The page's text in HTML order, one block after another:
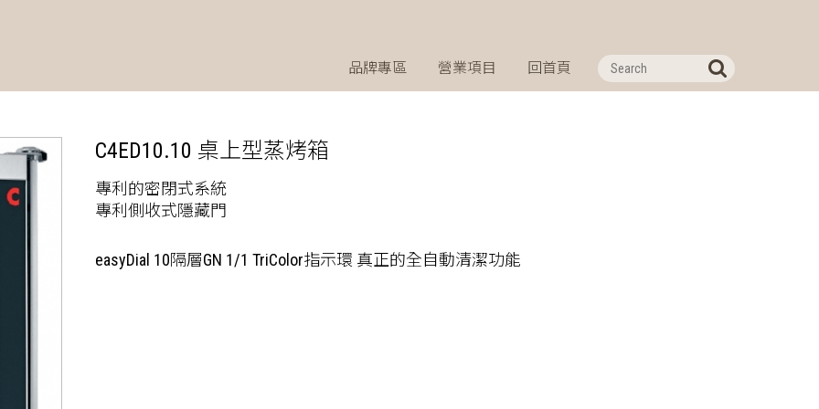
品牌專區 營業項目 回首頁
C4ED10.10 桌上型蒸烤箱
專利的密閉式系統
專利側收式隱藏門
easyDial 10隔層GN 1/1 TriColor指示環 真正的全自動清潔功能